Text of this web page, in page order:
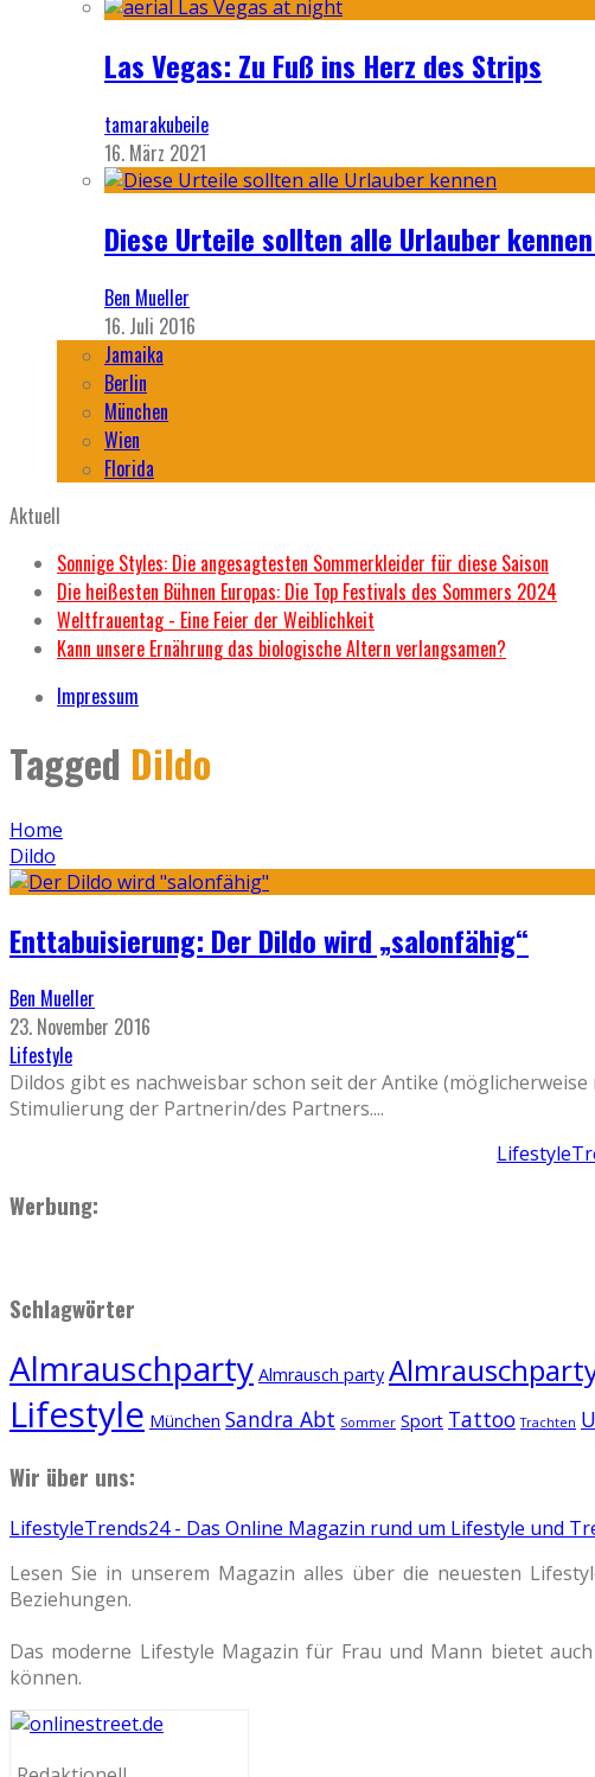
Las Vegas: Zu Fuß ins Herz des Strips
tamarakubeile
16. März 2021
Diese Urteile sollten alle Urlauber
Ben Mueller
16. Juli 2016
Jamaika
Berlin
München
Wien
Florida
Aktuell
Sonnige Styles: Die angesagtesten Sommerkleider für diese Saison
Die heißesten Bühnen Europas: Die Top Festivals des Sommers 2024
Weltfrauentag - Eine Feier der Weiblichkeit
Kann unsere Ernährung das biologische Altern verlangsamen?
Impressum
Tagged Dildo
Home
Dildo
Enttabuisierung: Der Dildo wird „salonfähig“
Ben Mueller
23. November 2016
Lifestyle
Dildos gibt es nachweisbar schon seit der Antike
Stimulierung der Partnerin/des Partners....
Werbung:
Schlagwörter
Almrauschparty Almrausch party
Lifestyle München Sandra Abt Sommer Sport Tattoo Trachten
Wir über uns:
LifestyleTrends24 - Das Online Magazin rund um Lifestyle und
Lesen Sie in unserem Magazin alles über die neuesten
Beziehungen.
Das moderne Lifestyle Magazin für Frau und Mann bietet
können.